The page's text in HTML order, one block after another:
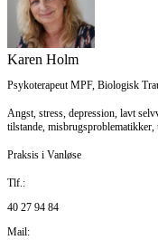
Karen Holm
Psykoterapeut MPF, Biologisk
Angst, stress, depression, lavt
tilstande,
Praksis i Vanløse
Tlf.:
40 27 94 84
Mail: